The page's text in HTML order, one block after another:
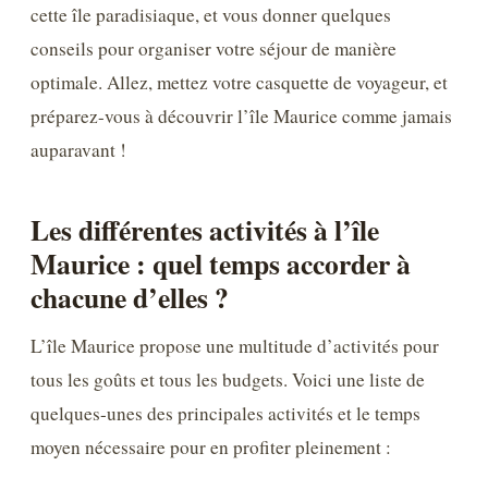
cette île paradisiaque, et vous donner quelques
conseils pour organiser votre séjour de manière
optimale. Allez, mettez votre casquette de voyageur, et
préparez-vous à découvrir l’île Maurice comme jamais
auparavant !
Les différentes activités à l’île
Maurice : quel temps accorder à
chacune d’elles ?
L’île Maurice propose une multitude d’activités pour
tous les goûts et tous les budgets. Voici une liste de
quelques-unes des principales activités et le temps
moyen nécessaire pour en profiter pleinement :